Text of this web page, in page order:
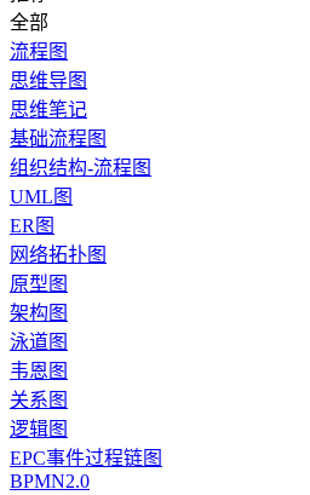
全部
流程图
思维导图
思维笔记
基础流程图
组织结构-流程图
UML图
ER图
网络拓扑图
原型图
架构图
泳道图
韦恩图
关系图
逻辑图
EPC事件过程链图
BPMN2.0